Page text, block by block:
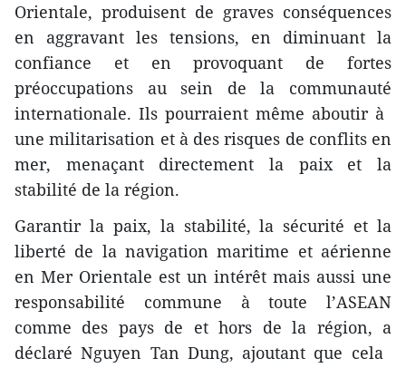
Orientale, produisent de graves conséquences
en aggravant les tensions, en diminuant la
confiance et en provoquant de fortes
préoccupations au sein de la communauté
internationale. Ils pourraient même aboutir à ​
une militarisation et à des risques de conflits en
mer, menaçant directement la paix et la
stabilité de la région.
Garantir la paix, la stabilité, la sécurité et la
liberté de la navigation maritime et aérienne
en Mer Orientale est un intérêt mais aussi une
responsabilité commune à toute l’ASEAN
comme des pays d​e et hors de la région, a
déclaré Nguyen Tan Dung, ajoutant que cela ​